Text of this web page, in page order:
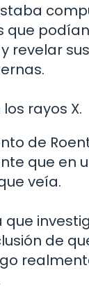
que
revelar sus
rayos X.
de
que en
veía.
que
de